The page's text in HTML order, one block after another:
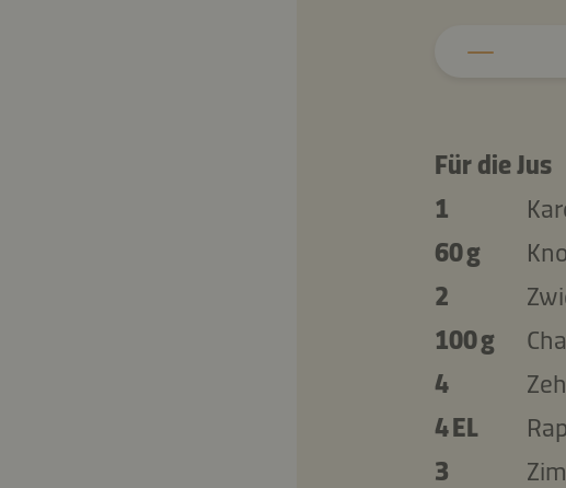
Für die Jus
1
60 g
2
100 g
4
4 EL
3